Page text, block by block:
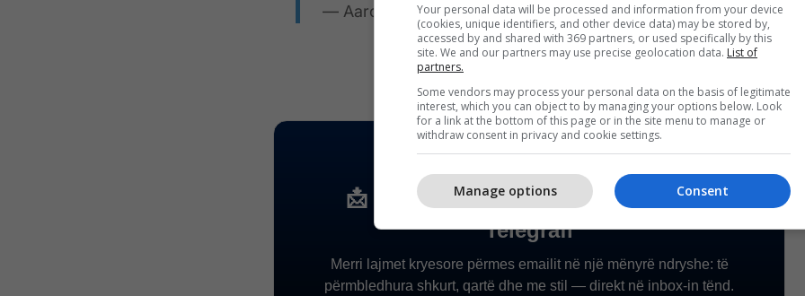
— Aaron Rupar (@atrupar)May 11, 2026
Your personal data will be processed and information from your device
(cookies, unique identifiers, and other device data) may be stored by,
accessed by and shared with 369 partners, or used specifically by this
site. We and our partners may use precise geolocation data. List of
partners.
Some vendors may process your personal data on the basis of legitimate
interest, which you can object to by managing your options below. Look
for a link at the bottom of this page or in the site menu to manage or
withdraw consent in privacy and cookie settings.
Consent
Manage options